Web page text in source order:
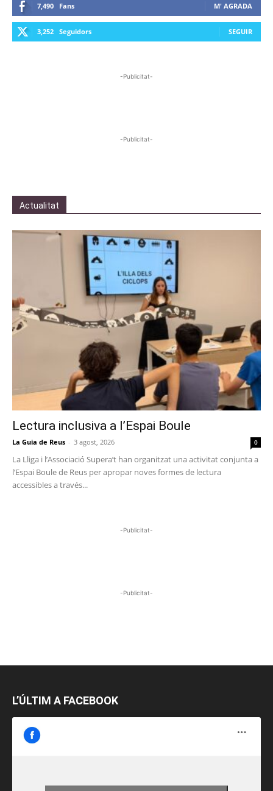
7,490 Fans M' AGRADA
3,252 Seguidors SEGUIR
-Publicitat-
-Publicitat-
Actualitat
Lectura inclusiva a l’Espai Boule
La Guia de Reus - 3 agost, 2026 0
La Lliga i l’Associació Supera’t han organitzat una activitat conjunta a
l’Espai Boule de Reus per apropar noves formes de lectura
accessibles a través...
-Publicitat-
-Publicitat-
L’ÚLTIM A FACEBOOK